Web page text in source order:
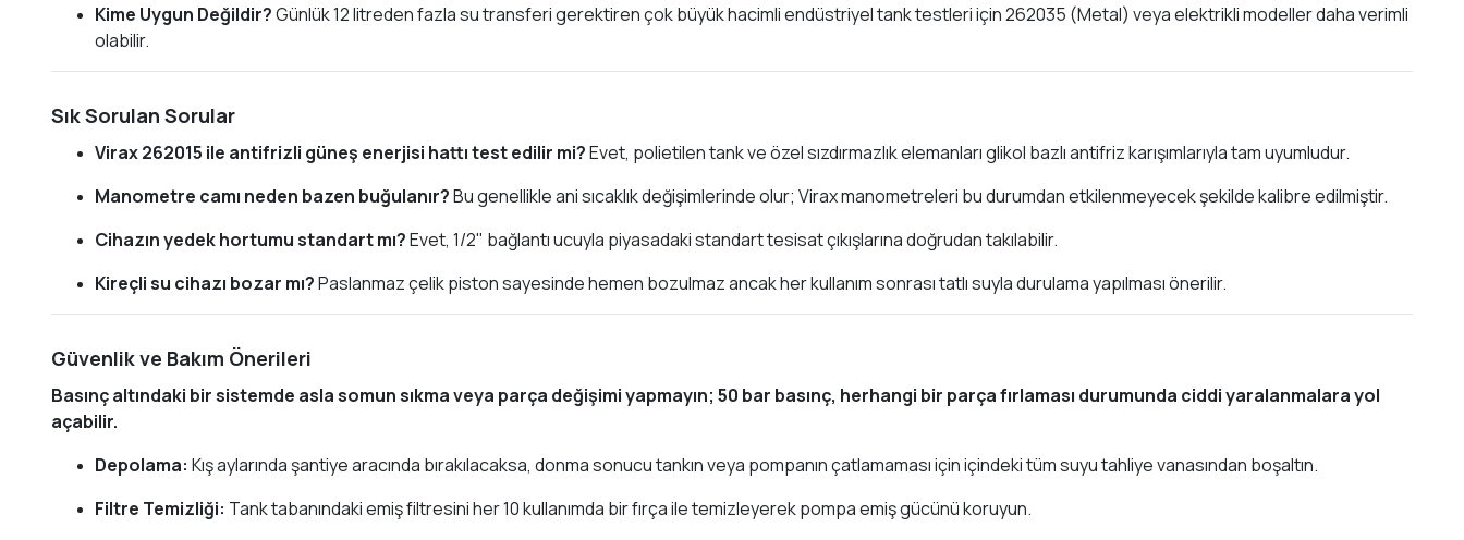
Kime Uygun Değildir?Günlük 12 litreden fazla su transferi gerektiren çok büyük hacimli endüstriyel tank testleri için 262035 (Metal) veya elektrikli modeller daha verimli
olabilir.
Sık Sorulan Sorular
Virax 262015 ile antifrizli güneş enerjisi hattı test edilir mi?Evet, polietilen tank ve özel sızdırmazlık elemanları glikol bazlı antifriz karışımlarıyla tam uyumludur.
Manometre camı neden bazen buğulanır?Bu genellikle ani sıcaklık değişimlerinde olur; Virax manometreleri bu durumdan etkilenmeyecek şekilde kalibre edilmiştir.
Cihazın yedek hortumu standart mı?Evet, 1/2" bağlantı ucuyla piyasadaki standart tesisat çıkışlarına doğrudan takılabilir.
Kireçli su cihazı bozar mı?Paslanmaz çelik piston sayesinde hemen bozulmaz ancak her kullanım sonrası tatlı suyla durulama yapılması önerilir.
Güvenlik ve Bakım Önerileri
Basınç altındaki bir sistemde asla somun sıkma veya parça değişimi yapmayın; 50 bar basınç, herhangi bir parça fırlaması durumunda ciddi yaralanmalara yol
açabilir.
Depolama: Kış aylarında şantiye aracında bırakılacaksa, donma sonucu tankın veya pompanın çatlamaması için içindeki tüm suyu tahliye vanasından boşaltın.
Filtre Temizliği: Tank tabanındaki emiş filtresini her 10 kullanımda bir fırça ile temizleyerek pompa emiş gücünü koruyun.